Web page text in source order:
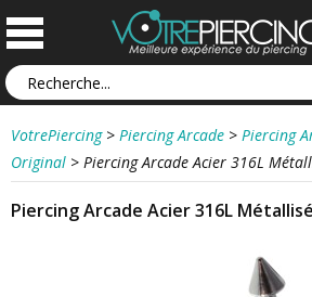
VotrePiercing > Piercing Arcade > Piercing
Original > Piercing Arcade Acier 316L
Piercing Arcade Acier 316L